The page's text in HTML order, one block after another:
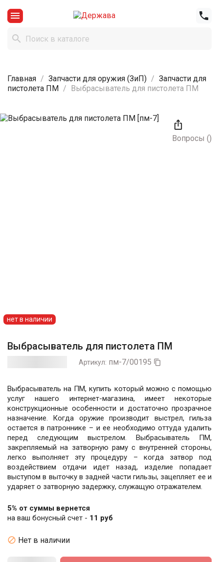



Главная Запчасти для оружия (ЗиП)
Запчасти для
пистолета ПМ
Выбрасыватель для пистолета ПМ

Вопросы ()
нет в наличии
Выбрасыватель для пистолета ПМ
Артикул: пм-7/00195 
Выбрасыватель на ПМ, купить который можно с помощью
услуг нашего интернет-магазина, имеет некоторые
конструкционные особенности и достаточно прозрачное
назначение. Когда оружие производит выстрел, гильза
остается в патроннике – и ее необходимо оттуда удалить
перед следующим выстрелом. Выбрасыватель ПМ,
закрепляемый на затворную раму с внутренней стороны,
легко выполняет эту процедуру – когда затвор под
воздействием отдачи идет назад, изделие попадает
выступом в выточку в задней части гильзы, зацепляет ее и
ударяет о затворную задержку, служащую отражателем.
5% от суммы вернется
на ваш бонусный счет - 11 руб
 Нет в наличии